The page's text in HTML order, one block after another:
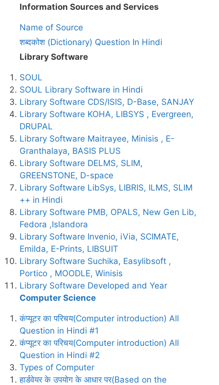
Information Sources and Services
Name of Source
शब्दकोश (Dictionary) Question In Hindi
Library Software
SOUL
SOUL Library Software in Hindi
Library Software CDS/ISIS, D-Base, SANJAY
Library Software KOHA, LIBSYS , Evergreen,
DRUPAL
Library Software Maitrayee, Minisis , E-
Granthalaya, BASIS PLUS
Library Software DELMS, SLIM,
GREENSTONE, D-space
Library Software LibSys, LIBRIS, ILMS, SLIM
++ in Hindi
Library Software PMB, OPALS, New Gen Lib,
Fedora ,Islandora
Library Software Invenio, iVia, SCIMATE,
Emilda, E-Prints, LIBSUIT
Library Software Suchika, Easylibsoft ,
Portico , MOODLE, Winisis
Library Software Developed and Year
Computer Science
कंप्यूटर का परिचय(Computer introduction) All
Question in Hindi #1
कंप्यूटर का परिचय(Computer introduction) All
Question in Hindi #2
Types of Computer
हार्डवेयर के उपयोग के आधार पर(Based on the